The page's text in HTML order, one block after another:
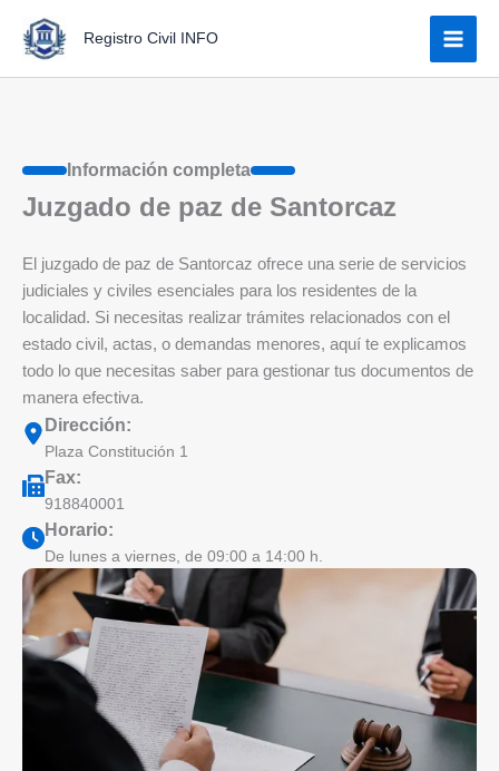
contenido
Registro Civil INFO
Información completa
Juzgado de paz de Santorcaz
El juzgado de paz de Santorcaz ofrece una serie de servicios
judiciales y civiles esenciales para los residentes de la
localidad. Si necesitas realizar trámites relacionados con el
estado civil, actas, o demandas menores, aquí te explicamos
todo lo que necesitas saber para gestionar tus documentos de
manera efectiva.
Dirección:
Plaza Constitución 1
Fax:
918840001
Horario:
De lunes a viernes, de 09:00 a 14:00 h.